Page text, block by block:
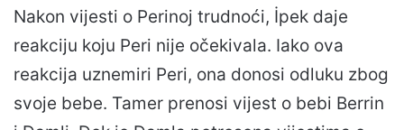
Nakon vijesti o Perinoj trudnoći, İpek daje
reakciju koju Peri nije očekivala. Iako ova
reakcija uznemiri Peri, ona donosi odluku zbog
svoje bebe. Tamer prenosi vijest o bebi Berrin